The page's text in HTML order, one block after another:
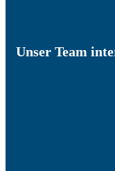
Unser Team